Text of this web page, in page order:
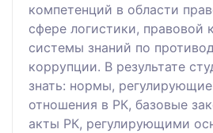
компетенций в области
сфере логистики, правовой
системы знаний по
коррупции. В результате
знать: нормы,
отношения в РК, базовые
акты РК, регулирующими